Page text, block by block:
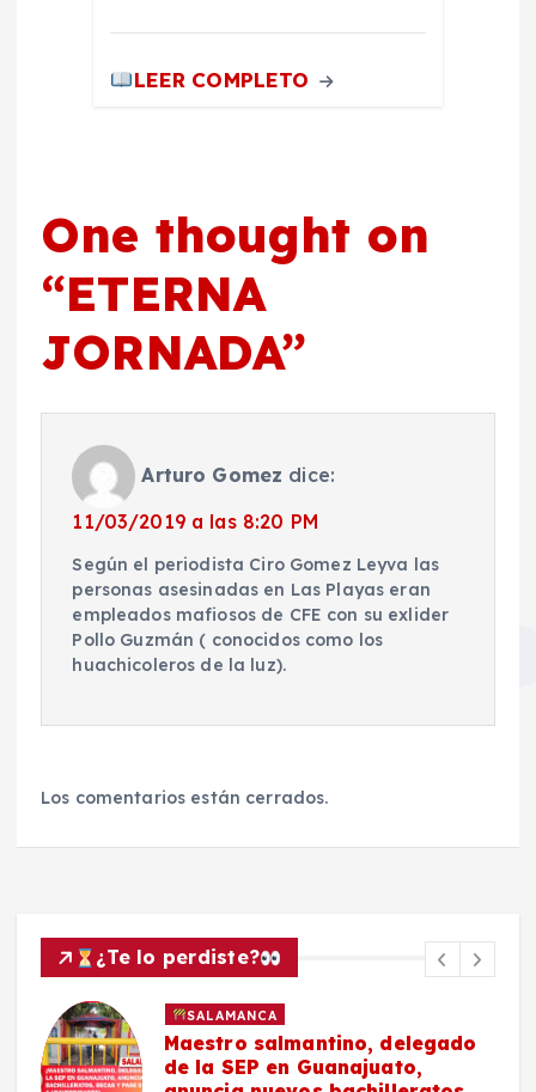
LEER COMPLETO
One thought on
“ETERNA
JORNADA”
Arturo Gomez dice:
11/03/2019 a las 8:20 PM
Según el periodista Ciro Gomez Leyva las
personas asesinadas en Las Playas eran
empleados mafiosos de CFE con su exlider
Pollo Guzmán ( conocidos como los
huachicoleros de la luz).
Los comentarios están cerrados.
¿Te lo perdiste?
SALAMANCA
Maestro salmantino, delegado
de la SEP en Guanajuato,